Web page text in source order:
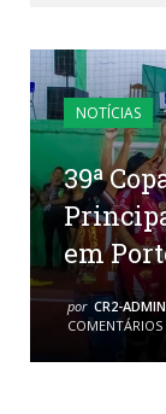
NOTÍCIAS
39ª
em
por CR2-
COMENTÁRIOS